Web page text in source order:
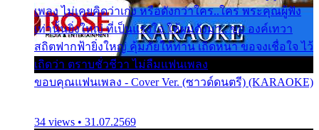
เพลง ไม่เคยคิดว่าเก่ง หรือดังกว่าใคร..ใคร พระคุณผู้ฟัง
เท่านั้นยิ่งใหญ่ ที่เป็นแรงใจ ให้ผมดังมา.. ขอ องค์เทวา
สถิตฟากฟ้ายิ่งใหญ่ คุ้มภัยให้ท่าน เถิดหนา ขอจงเชื่อใจ ไว้
เถิดว่า ตราบชั่วชีวา ไม่ลืมแฟนเพลง
ขอบคุณแฟนเพลง - Cover Ver. (ซาวด์ดนตรี) (KARAOKE)
34 views • 31.07.2569